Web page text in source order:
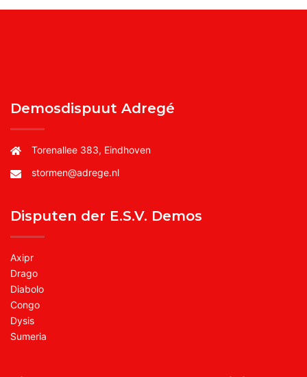
Demosdispuut Adregé
Torenallee 383, Eindhoven
stormen@adrege.nl
Disputen der E.S.V. Demos
Axipr
Drago
Diabolo
Congo
Dysis
Sumeria